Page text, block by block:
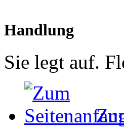
Handlung
Sie legt auf.